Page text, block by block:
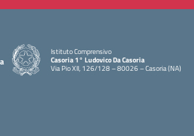
Istituto Comprensivo
Casoria 1° Ludovico Da Casoria
Via Pio XII, 126/128 – 80026 – Casoria (NA)